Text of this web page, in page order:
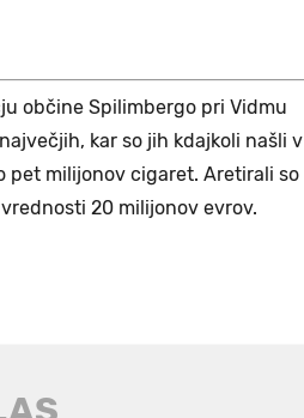
občine Spilimbergo pri Vidmu
kar so jih kdajkoli našli v
pet milijonov cigaret. Aretirali so
20 milijonov evrov.